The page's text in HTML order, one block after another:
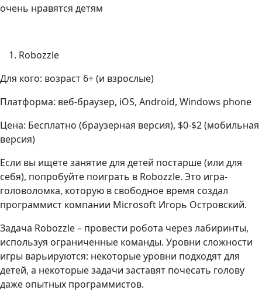
очень нравятся детям
Robozzle
Для кого: возраст 6+ (и взрослые)
Платформа: веб-браузер, iOS, Android, Windows phone
Цена: Бесплатно (браузерная версия), $0-$2 (мобильная
версия)
Если вы ищете занятие для детей постарше (или для
себя), попробуйте поиграть в Robozzle. Это игра-
головоломка, которую в свободное время создал
программист компании Microsoft Игорь Островский.
Задача Robozzle – провести робота через лабиринты,
используя ограниченные команды. Уровни сложности
игры варьируются: некоторые уровни подходят для
детей, а некоторые задачи заставят почесать голову
даже опытных программистов.